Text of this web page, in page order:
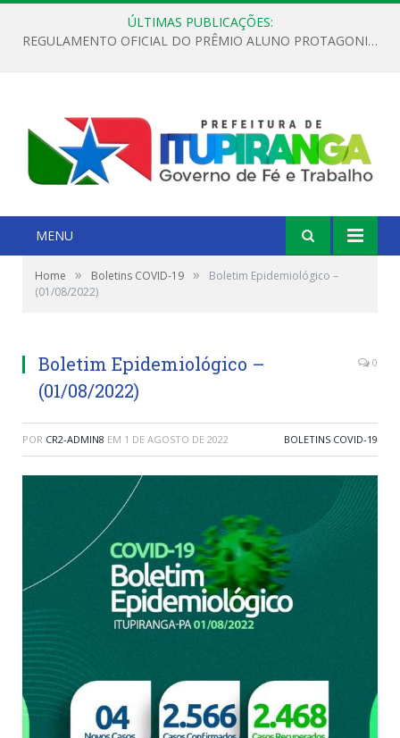
ÚLTIMAS PUBLICAÇÕES:
REGULAMENTO OFICIAL DO PRÊMIO ALUNO PROTAGONISTA – EDIÇÃO 2026
MENU
Home » Boletins COVID-19 »
Boletim Epidemiológico –
(01/08/2022)
Boletim Epidemiológico –
(01/08/2022)
0
POR CR2-ADMIN8 EM 1 DE AGOSTO DE 2022 BOLETINS COVID-19